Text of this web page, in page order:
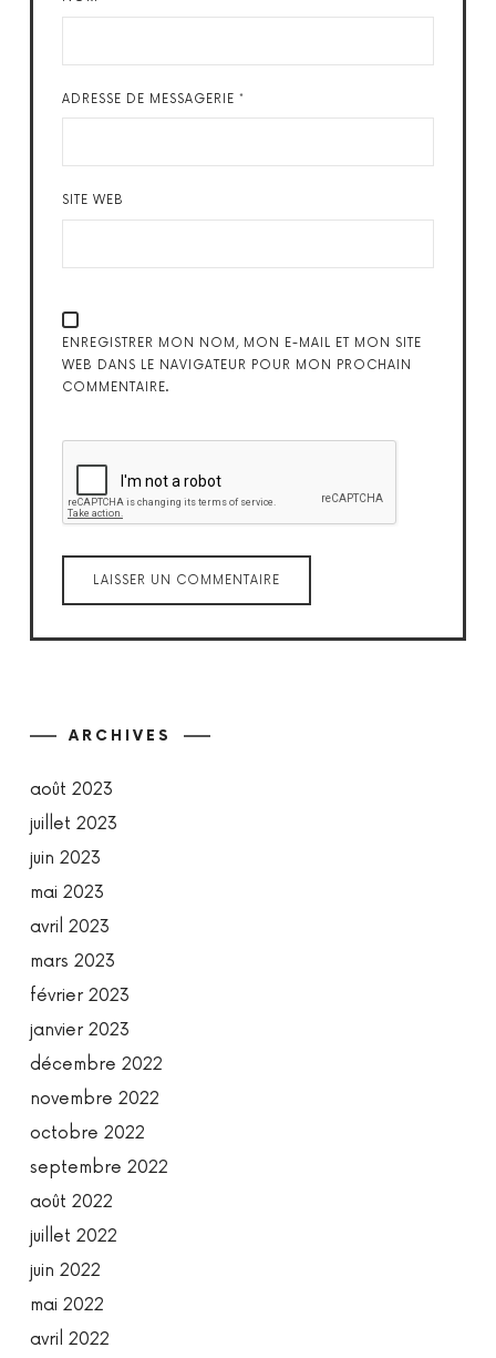
ADRESSE DE MESSAGERIE *
SITE WEB
ENREGISTRER MON NOM, MON E-MAIL ET MON SITE
WEB DANS LE NAVIGATEUR POUR MON PROCHAIN
COMMENTAIRE.
ARCHIVES
août 2023
juillet 2023
juin 2023
mai 2023
avril 2023
mars 2023
février 2023
janvier 2023
décembre 2022
novembre 2022
octobre 2022
septembre 2022
août 2022
juillet 2022
juin 2022
mai 2022
avril 2022